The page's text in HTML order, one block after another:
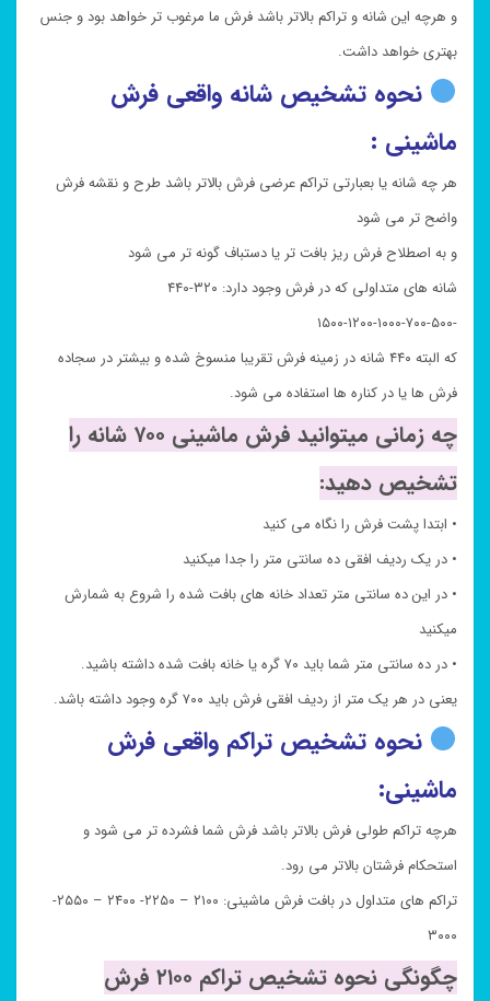
و هرچه این شانه و تراکم بالاتر باشد فرش ما مرغوب تر خواهد بود و جنس
بهتری خواهد داشت.
نحوه تشخیص شانه واقعی فرش
ماشینی :
هر چه شانه یا بعبارتی تراکم عرضی فرش بالاتر باشد طرح و نقشه فرش
واضح تر می شود
و به اصطلاح فرش ریز بافت تر یا دستباف گونه تر می شود
شانه های متداولی که در فرش وجود دارد: ۳۲۰-۴۴۰
-۵۰۰-۷۰۰-۱۰۰۰-۱۲۰۰-۱۵۰۰
که البته ۴۴۰ شانه در زمینه فرش تقریبا منسوخ شده و بیشتر در سجاده
فرش ها یا در کناره ها استفاده می شود.
چه زمانی میتوانید فرش ماشینی ۷۰۰ شانه را
تشخیص دهید:
• ابتدا پشت فرش را نگاه می کنید
• در یک ردیف افقی ده سانتی متر را جدا میکنید
• در این ده سانتی متر تعداد خانه های بافت شده را شروع به شمارش
میکنید
• در ده سانتی متر شما باید ۷۰ گره یا خانه بافت شده داشته باشید.
یعنی در هر یک متر از ردیف افقی فرش باید ۷۰۰ گره وجود داشته باشد.
نحوه تشخیص تراکم واقعی فرش
ماشینی:
هرچه تراکم طولی فرش بالاتر باشد فرش شما فشرده تر می شود و
استحکام فرشتان بالاتر می رود.
تراکم های متداول در بافت فرش ماشینی: ۲۱۰۰ – ۲۲۵۰- ۲۴۰۰ – ۲۵۵۰-
۳۰۰۰
چگونگی نحوه تشخیص تراکم ۲۱۰۰ فرش